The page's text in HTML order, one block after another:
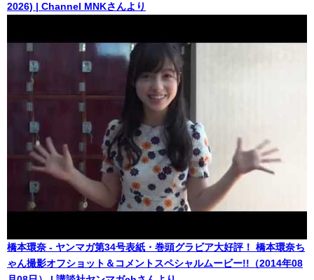
2026) | Channel MNKさんより
橋本環奈 - ヤンマガ第34号表紙・巻頭グラビア大好評！ 橋本環奈ち
ゃん撮影オフショット＆コメントスペシャルムービー!!（2014年08